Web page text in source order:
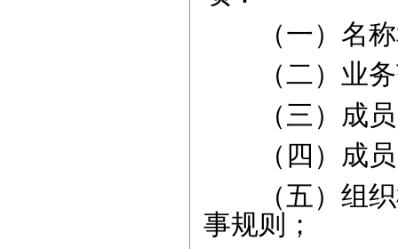
（一）名称
（二）业务
（三）成员
（四）成员
（五）组织
事规则；